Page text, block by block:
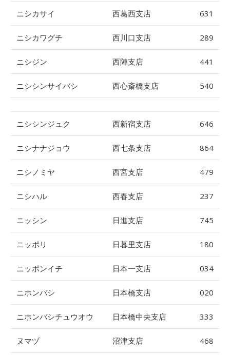
ニシカサイ 西葛西支店 631
ニシカワグチ 西川口支店 289
ニシジン 西陣支店 441
ニシシンサイバシ 西心斎橋支店 540
ニシシンジュク 西新宿支店 646
ニシナナジョウ 西七条支店 864
ニシノミヤ 西宮支店 479
ニシハル 西春支店 237
ニッシン 日進支店 745
ニッポリ 日暮里支店 180
ニッポンイチ 日本一支店 034
ニホンバシ 日本橋支店 020
ニホンバシチュウオウ 日本橋中央支店 333
ヌマヅ 沼津支店 468